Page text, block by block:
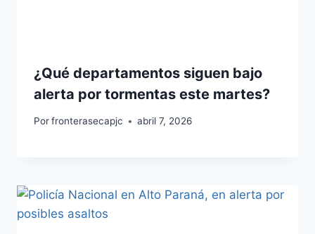
¿Qué departamentos siguen bajo
alerta por tormentas este martes?
Porfronterasecapjc abril 7, 2026